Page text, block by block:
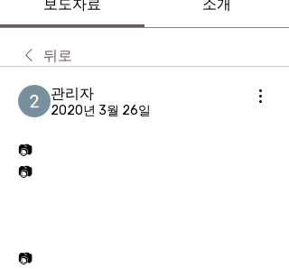
보도자료 소개
뒤로
관리자
2020년 3월 26일
📷
📷
📷